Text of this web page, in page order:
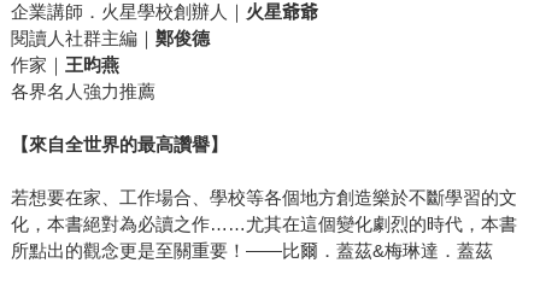
企業講師．火星學校創辦人｜ 火星爺爺
閱讀人社群主編｜ 鄭俊德
作家｜ 王昀燕
各界名人強力推薦
【來自全世界的最高讚譽】
若想要在家、工作場合、學校等各個地方創造樂於不斷學習的文
化，本書絕對為必讀之作……尤其在這個變化劇烈的時代，本書
所點出的觀念更是至關重要！——比爾．蓋茲&梅琳達．蓋茲